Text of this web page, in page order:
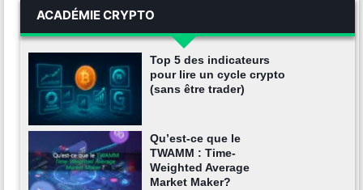
ACADÉMIE CRYPTO
Top 5 des indicateurs
pour lire un cycle crypto
(sans être trader)
Qu’est-ce que le
TWAMM : Time-
Weighted Average
Market Maker?